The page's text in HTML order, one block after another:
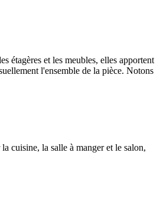
étagères et les meubles, elles apportent
l'ensemble de la pièce. Notons
cuisine, la salle à manger et le salon,